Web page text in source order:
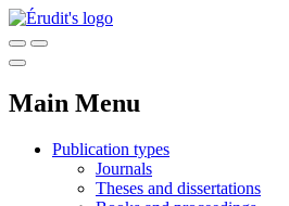
Main Menu
Publication types
Journals
Theses and dissertations